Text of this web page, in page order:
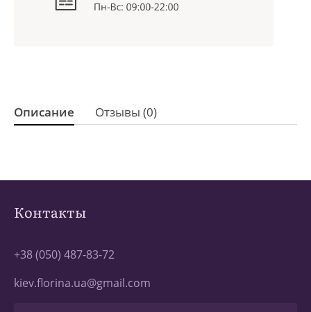
Описание Отзывы (0)
Контакты
+38 (050) 487-83-72
kiev.florina.ua@gmail.com